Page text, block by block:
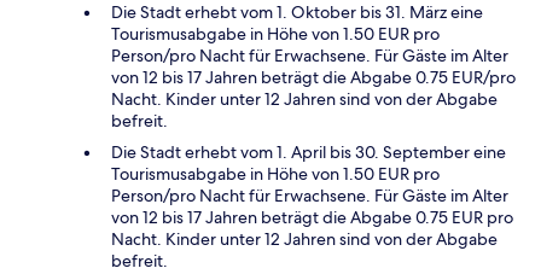
Die Stadt erhebt vom 1. Oktober bis 31. März eine
Tourismusabgabe in Höhe von 1.50 EUR pro
Person/pro Nacht für Erwachsene. Für Gäste im Alter
von 12 bis 17 Jahren beträgt die Abgabe 0.75 EUR/pro
Nacht. Kinder unter 12 Jahren sind von der Abgabe
befreit.
Die Stadt erhebt vom 1. April bis 30. September eine
Tourismusabgabe in Höhe von 1.50 EUR pro
Person/pro Nacht für Erwachsene. Für Gäste im Alter
von 12 bis 17 Jahren beträgt die Abgabe 0.75 EUR pro
Nacht. Kinder unter 12 Jahren sind von der Abgabe
befreit.